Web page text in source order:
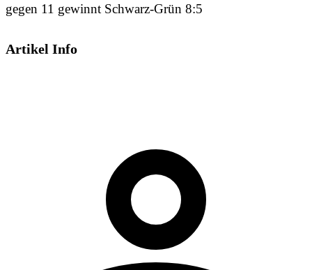
gegen 11 gewinnt Schwarz-Grün 8:5
Artikel Info